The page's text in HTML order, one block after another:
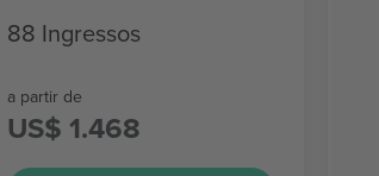
88 Ingressos
a partir de
US$ 1.468